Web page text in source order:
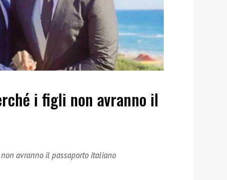
i figli non avranno il
avranno il passaporto italiano